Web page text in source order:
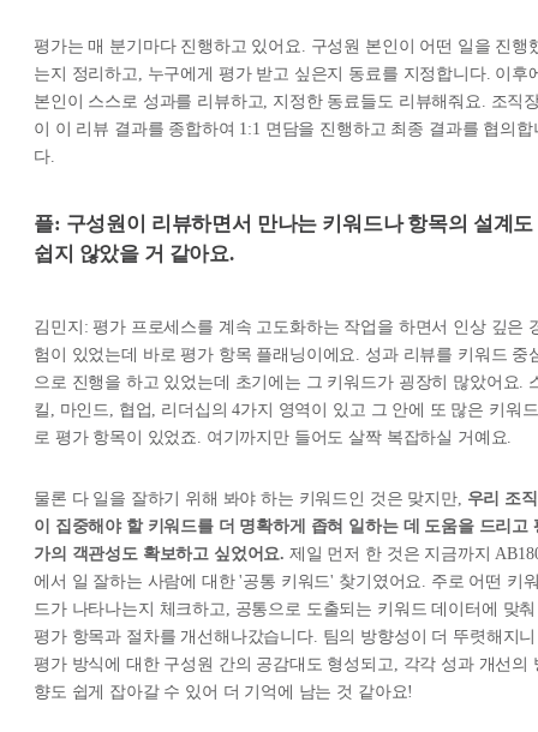
평가는 매 분기마다 진행하고 있어요. 구성원 본인이 어떤 일을 진행
는지 정리하고, 누구에게 평가 받고 싶은지 동료를 지정합니다. 이후
본인이 스스로 성과를 리뷰하고, 지정한 동료들도 리뷰해줘요. 조직
이 이 리뷰 결과를 종합하여 1:1 면담을 진행하고 최종 결과를 협의합
다.
플: 구성원이 리뷰하면서 만나는 키워드나 항목의 설계도
쉽지 않았을 거 같아요.
김민지: 평가 프로세스를 계속 고도화하는 작업을 하면서 인상 깊은
험이 있었는데 바로 평가 항목 플래닝이에요. 성과 리뷰를 키워드 중
으로 진행을 하고 있었는데 초기에는 그 키워드가 굉장히 많았어요.
킬, 마인드, 협업, 리더십의 4가지 영역이 있고 그 안에 또 많은 키워드
로 평가 항목이 있었죠. 여기까지만 들어도 살짝 복잡하실 거예요.
물론 다 일을 잘하기 위해 봐야 하는 키워드인 것은 맞지만, 우리 조직
이 집중해야 할 키워드를 더 명확하게 좁혀 일하는 데 도움을 드리고
가의 객관성도 확보하고 싶었어요. 제일 먼저 한 것은 지금까지
에서 일 잘하는 사람에 대한 '공통 키워드' 찾기였어요. 주로 어떤 키
드가 나타나는지 체크하고, 공통으로 도출되는 키워드 데이터에 맞춰
평가 항목과 절차를 개선해나갔습니다. 팀의 방향성이 더 뚜렷해지니
평가 방식에 대한 구성원 간의 공감대도 형성되고, 각각 성과 개선의
향도 쉽게 잡아갈 수 있어 더 기억에 남는 것 같아요!